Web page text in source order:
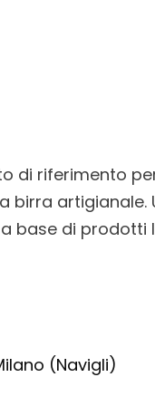
di riferimento
birra
base di
(Navigli)